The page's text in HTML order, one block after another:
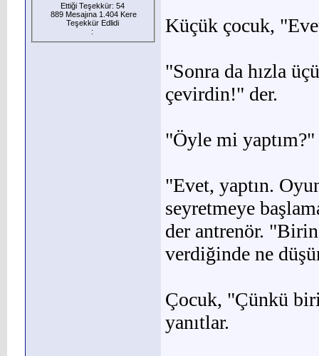
Ettiği Teşekkür: 54
889 Mesajına 1.404 Kere
Teşekkür Edlidi
:
Küçük çocuk,
"Sonra da hızla
çevirdin!" der.
"Öyle mi
"Evet, yaptın.
seyretmeye
der antrenör.
verdiğinde ne
Çocuk, "Çünkü
yanıtlar.